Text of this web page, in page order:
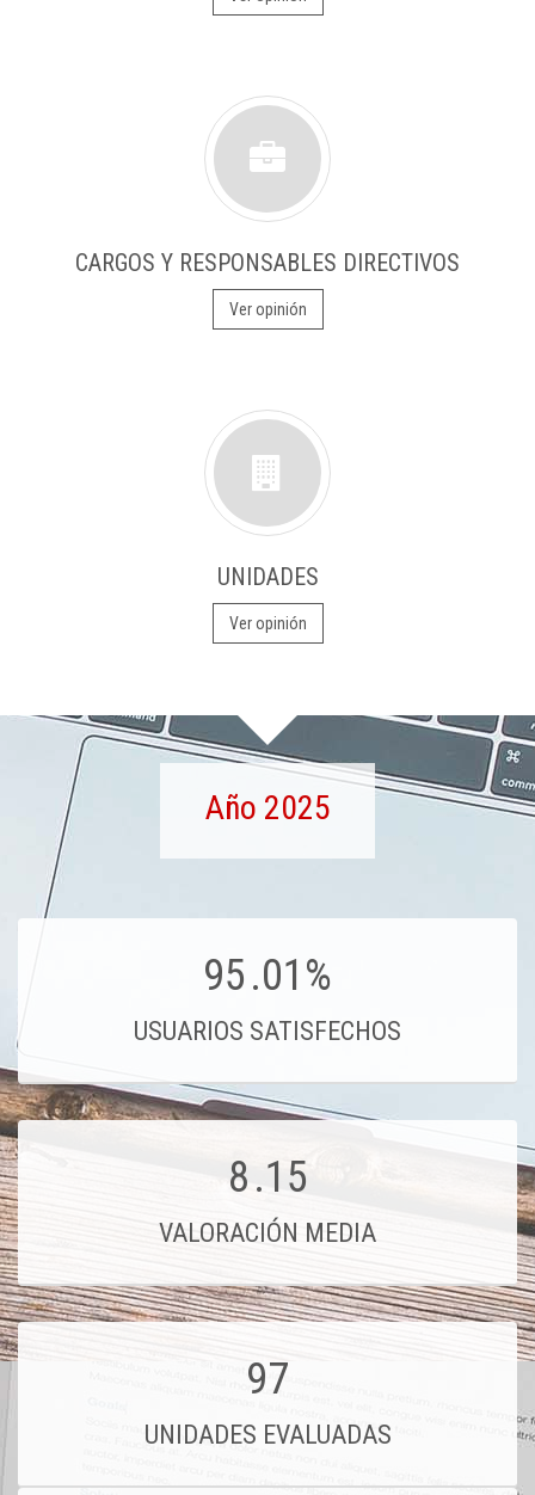
CARGOS Y RESPONSABLES DIRECTIVOS
Ver opinión
UNIDADES
Ver opinión
Año 2025
95.01%
USUARIOS SATISFECHOS
8.15
VALORACIÓN MEDIA
97
UNIDADES EVALUADAS